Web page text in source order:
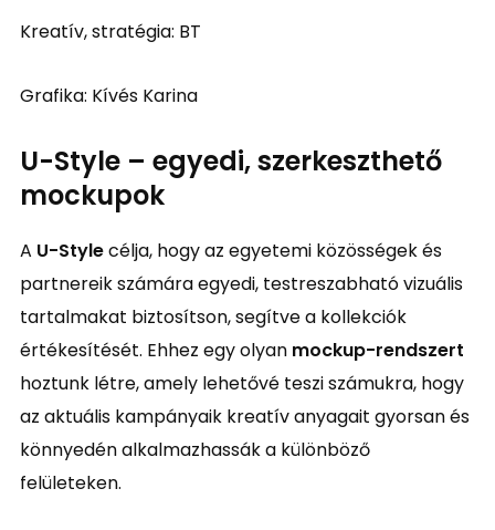
Kreatív, stratégia: BT
Grafika: Kívés Karina
U-Style – egyedi, szerkeszthető
mockupok
A U-Stylecélja, hogy az egyetemi közösségek és
partnereik számára egyedi, testreszabható vizuális
tartalmakat biztosítson, segítve a kollekciók
értékesítését. Ehhez egy olyan mockup-rendszert
hoztunk létre, amely lehetővé teszi számukra, hogy
az aktuális kampányaik kreatív anyagait gyorsan és
könnyedén alkalmazhassák a különböző
felületeken.